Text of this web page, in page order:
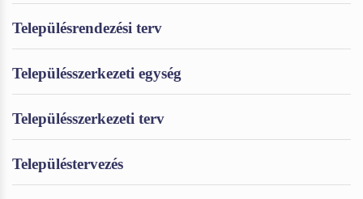
Településrendezési terv
Településszerkezeti egység
Településszerkezeti terv
Településtervezés